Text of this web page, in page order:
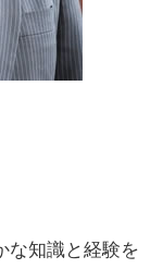
な知識と経験を